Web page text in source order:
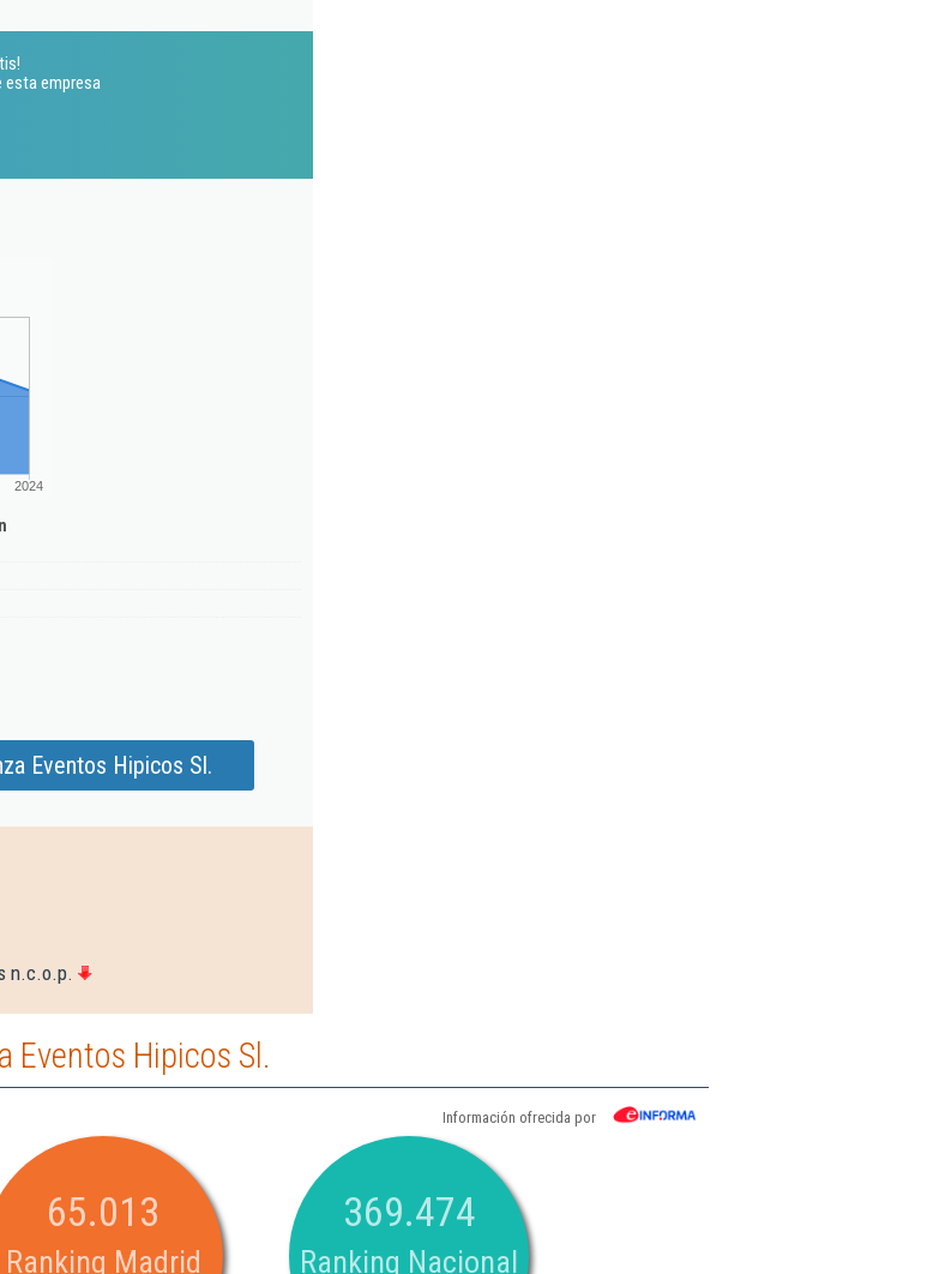
esta empresa
2024
Eventos Hipicos Sl.
n.c.o.p.
Eventos Hipicos Sl.
Información ofrecida por
65.013
Ranking Madrid
369.474
Ranking Nacional